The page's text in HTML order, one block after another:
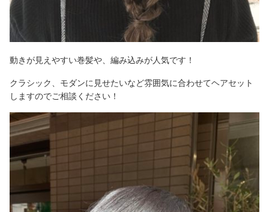
動きが見えやすい巻髪や、編み込みが人気です！
クラシック、モダンに見せたいなど雰囲気に合わせてヘアセット
しますのでご相談ください！